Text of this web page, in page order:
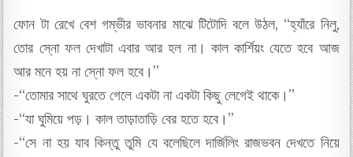
ফোন টা রেখে বেশ গম্ভীর ভাবনার মাঝে টিটোদি বলে উঠল, “হ্যাঁরে নিলু,
তোর স্নো ফল দেখাটা এবার আর হল না। কাল কার্শিয়ং যেতে হবে আজ
আর মনে হয় না স্নো ফল হবে।”
-“তোমার সাথে ঘুরতে গেলে একটা না একটা কিছু লেগেই থাকে।”
-“যা ঘুমিয়ে পড়। কাল তাড়াতাড়ি বের হতে হবে।”
-“সে না হয় যাব কিন্তু তুমি যে বলেছিলে দার্জিলিং রাজভবন দেখতে নিয়ে